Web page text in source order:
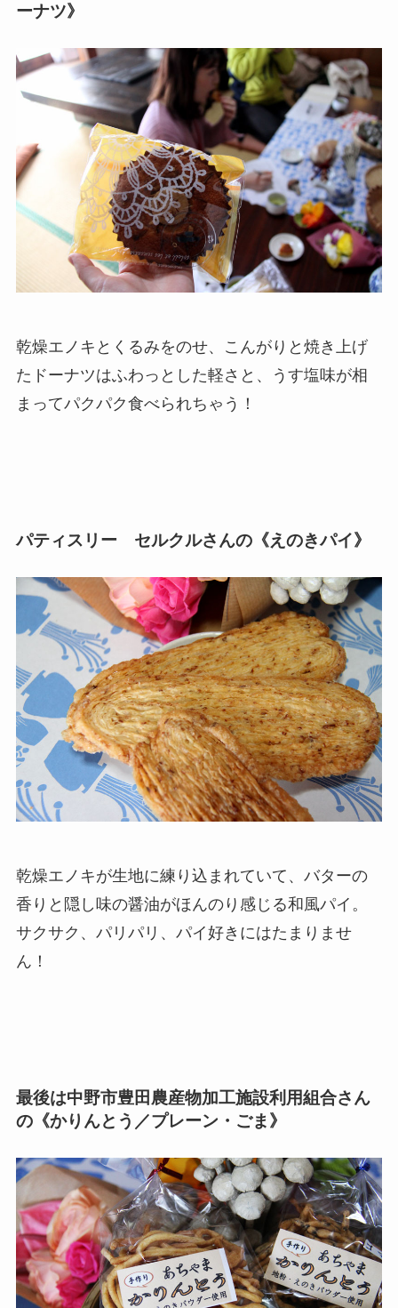
ーナツ》
乾燥エノキとくるみをのせ、こんがりと焼き上げ
たドーナツはふわっとした軽さと、うす塩味が相
まってパクパク食べられちゃう！
パティスリー セルクルさんの《えのきパイ》
乾燥エノキが生地に練り込まれていて、バターの
香りと隠し味の醤油がほんのり感じる和風パイ。
サクサク、パリパリ、パイ好きにはたまりませ
ん！
最後は中野市豊田農産物加工施設利用組合さん
の《かりんとう／プレーン・ごま》